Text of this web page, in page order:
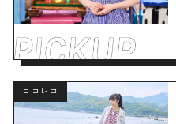
ロコレコ